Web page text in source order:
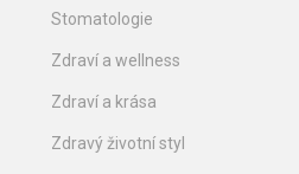
Stomatologie
Zdraví a wellness
Zdraví a krása
Zdravý životní styl